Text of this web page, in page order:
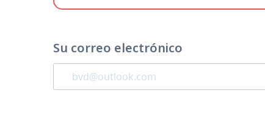
Su correo electrónico